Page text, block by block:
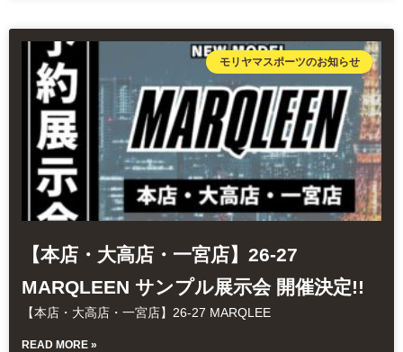
モリヤマスポーツのお知らせ
【本店・大高店・一宮店】26-27
MARQLEEN サンプル展示会 開催決定!!
【本店・大高店・一宮店】26-27 MARQLEE
READ MORE »